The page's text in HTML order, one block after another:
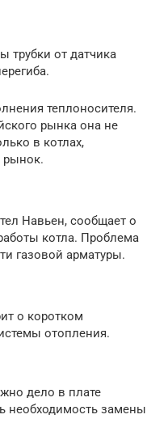
трубки от датчика
теплоносителя.
рынка она не
в котлах,
рынок.
Навьен, сообщает о
котла. Проблема
газовой арматуры.
о коротком
отопления.
дело в плате
необходимость замены